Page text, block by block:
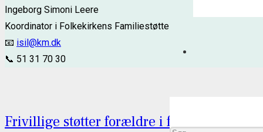
Ingeborg Simoni Leere
Koordinator i Folkekirkens Familiestøtte
📧 isil@km.dk
📞 51 31 70 30
Frivillige støtter forældre i familiens trivsel